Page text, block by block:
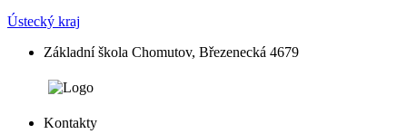
Ústecký kraj
Základní škola Chomutov, Březenecká 4679
Kontakty